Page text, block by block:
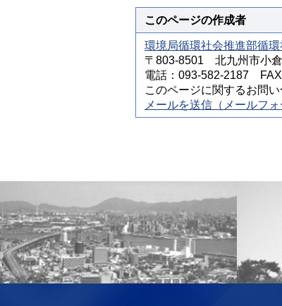
このページの作成者
環境局循環社会推進部循
〒803-8501 北九州市小
電話：093-582-2187
このページに関するお問
メールを送信（メールフォ